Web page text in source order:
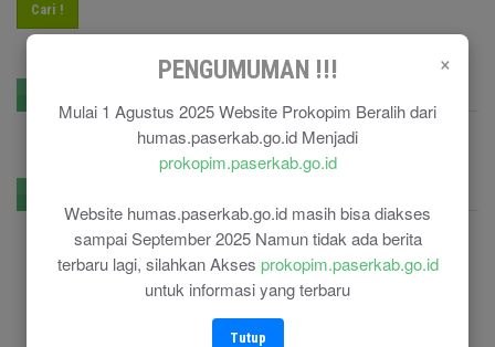
×
PENGUMUMAN !!!
Mulai 1 Agustus 2025 Website Prokopim Beralih dari
humas.paserkab.go.id Menjadi
prokopim.paserkab.go.id
Website humas.paserkab.go.id masih bisa diakses
sampai September 2025 Namun tidak ada berita
terbaru lagi, silahkan Akses prokopim.paserkab.go.id
untuk informasi yang terbaru
Tutup
Cari !